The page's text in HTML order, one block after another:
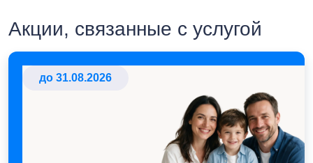
Акции, связанные с услугой
до 31.08.2026